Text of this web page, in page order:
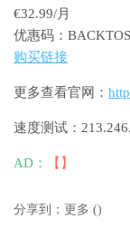
€32.99/月
优惠码：
购买链接
更多查看官网：
速度测试：
AD： 【】
分享到： 更多 ()